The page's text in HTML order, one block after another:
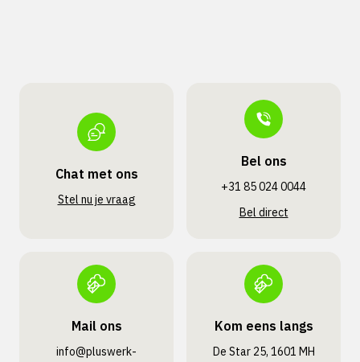
Chat met ons
Stel nu je vraag
Bel ons
+31 85 024 0044
Bel direct
Mail ons
info@pluswerk­
Kom eens langs
De Star 25, 1601 MH